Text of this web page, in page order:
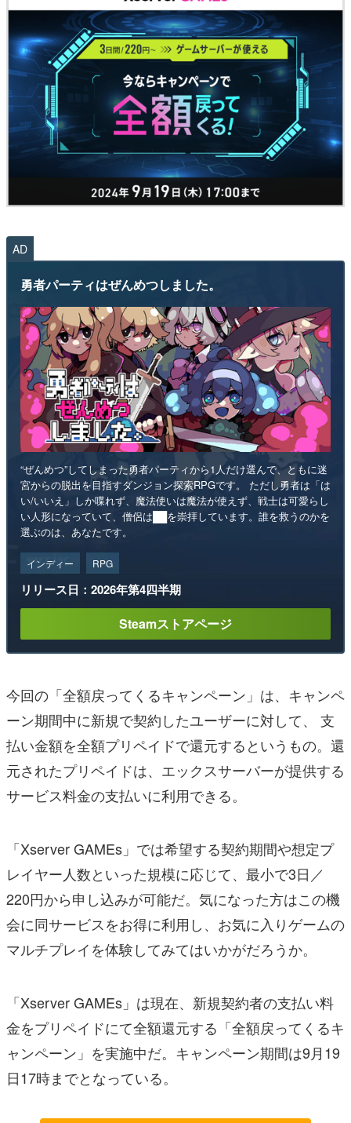
AD
勇者パーティはぜんめつしました。
“ぜんめつ”してしまった勇者パーティから1人だけ選んで、ともに迷
宮からの脱出を目指すダンジョン探索RPGです。 ただし勇者は「は
い/いいえ」しか喋れず、魔法使いは魔法が使えず、戦士は可愛らし
い人形になっていて、僧侶は██を崇拝しています。誰を救うのかを
選ぶのは、あなたです。
インディー RPG
リリース日：2026年第4四半期
Steamストアページ
今回の「全額戻ってくるキャンペーン」は、キャンペ
ーン期間中に新規で契約したユーザーに対して、 支
払い金額を全額プリペイドで還元するというもの。還
元されたプリペイドは、エックスサーバーが提供する
サービス料金の支払いに利用できる。
「Xserver GAMEs」では希望する契約期間や想定プ
レイヤー人数といった規模に応じて、最小で3日／
220円から申し込みが可能だ。気になった方はこの機
会に同サービスをお得に利用し、お気に入りゲームの
マルチプレイを体験してみてはいかがだろうか。
「Xserver GAMEs」は現在、新規契約者の支払い料
金をプリペイドにて全額還元する「全額戻ってくるキ
ャンペーン」を実施中だ。キャンペーン期間は9月19
日17時までとなっている。